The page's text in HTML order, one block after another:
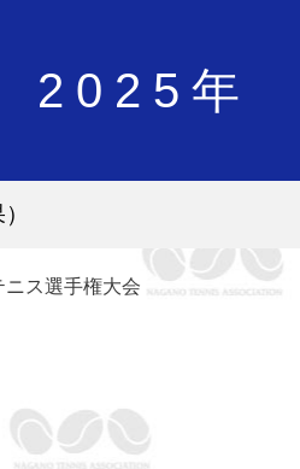
2025年
ス選手権大会